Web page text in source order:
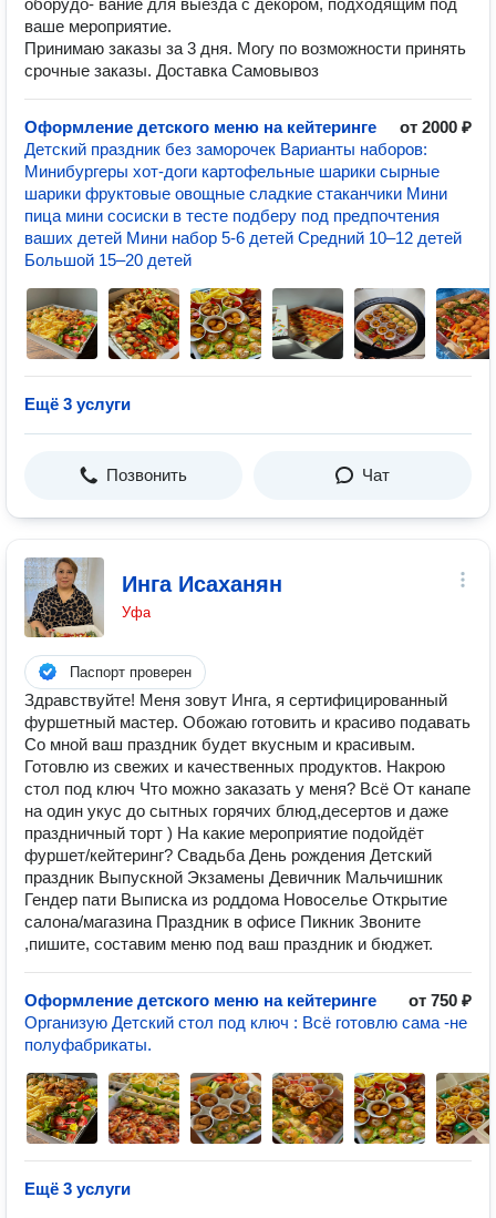
оборудо- вание для выезда с декором, подходящим под
ваше мероприятие.
Принимаю заказы за 3 дня. Могу по возможности принять
срочные заказы. Доставка Самовывоз
Оформление детского меню на кейтеринге
от 2000 ₽
Дeтcкий пpаздник бeз заморочек Варианты нaбoров:
Минибургеры хот-доги картофельные шарики сырные
шарики фруктовые овощные сладкие стаканчики Мини
пица мини сосиски в тесте подберу под предпочтения
ваших детей Мини набор 5-6 детей Срeдний 10–12 дeтей
Большой 15–20 дeтeй
Ещё 3 услуги
Позвонить Чат
Инга Исаханян
Уфа
Паспорт проверен
Здравствуйте! Меня зовут Инга, я сертифицированный
фуршетный мастер. Обожаю готовить и красиво подавать
Со мной ваш праздник будет вкусным и красивым.
Готовлю из свежих и качественных продуктов. Накрою
стол под ключ Что можно заказать у меня? Всё От канапе
на один укус до сытных горячих блюд,десертов и даже
праздничный торт ) На какие мероприятие подойдёт
фуршет/кейтеринг? Свадьба День рождения Детский
праздник Выпускной Экзамены Девичник Мальчишник
Гендер пати Выписка из роддома Новоселье Открытие
салона/магазина Праздник в офисе Пикник Звоните
,пишите, составим меню под ваш праздник и бюджет.
Оформление детского меню на кейтеринге
от 750 ₽
Организую Детский стол под ключ : Всё готовлю сама -не
полуфабрикаты.
Ещё 3 услуги